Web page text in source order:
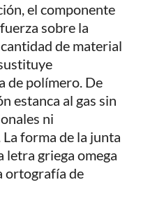
el componente
sobre la
de material
de polímero. De
estanca al gas sin
ni
forma de la junta
letra griega omega
ortografía de